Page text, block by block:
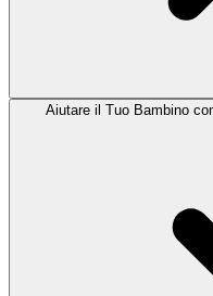
Aiutare il Tuo Bambino